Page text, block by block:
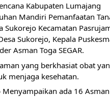
Kabupaten Lumajang
Mandiri Pemanfaatan
Sukorejo Kecamatan
Sukorejo, Kepala
Asman Toga SEGAR.
yang berkhasiat obat
menjaga kesehatan.
ada 16